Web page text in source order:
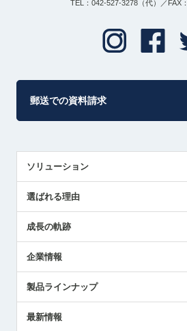
TEL：042-527-3278（代）／FAX
郵送での資料請求
ソリューション
解決策提案
選ばれる理由
成長の軌跡
企業情報
ごあいさつ
受賞履歴
製品ラインナップ
ツールセッタ製品
最新情報